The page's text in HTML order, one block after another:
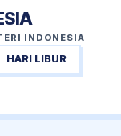
INDONESIA
HARI LIBUR